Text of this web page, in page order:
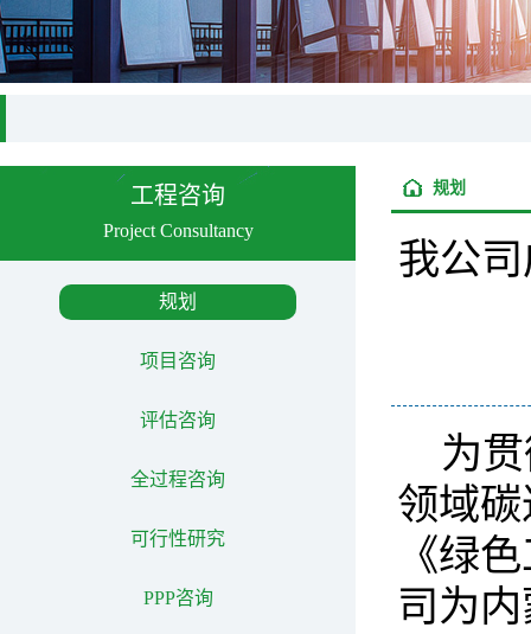
工程咨询
Project Consultancy
规划
项目咨询
评估咨询
全过程咨询
可行性研究
PPP咨询
规划
我公
为
领域
《绿
司为